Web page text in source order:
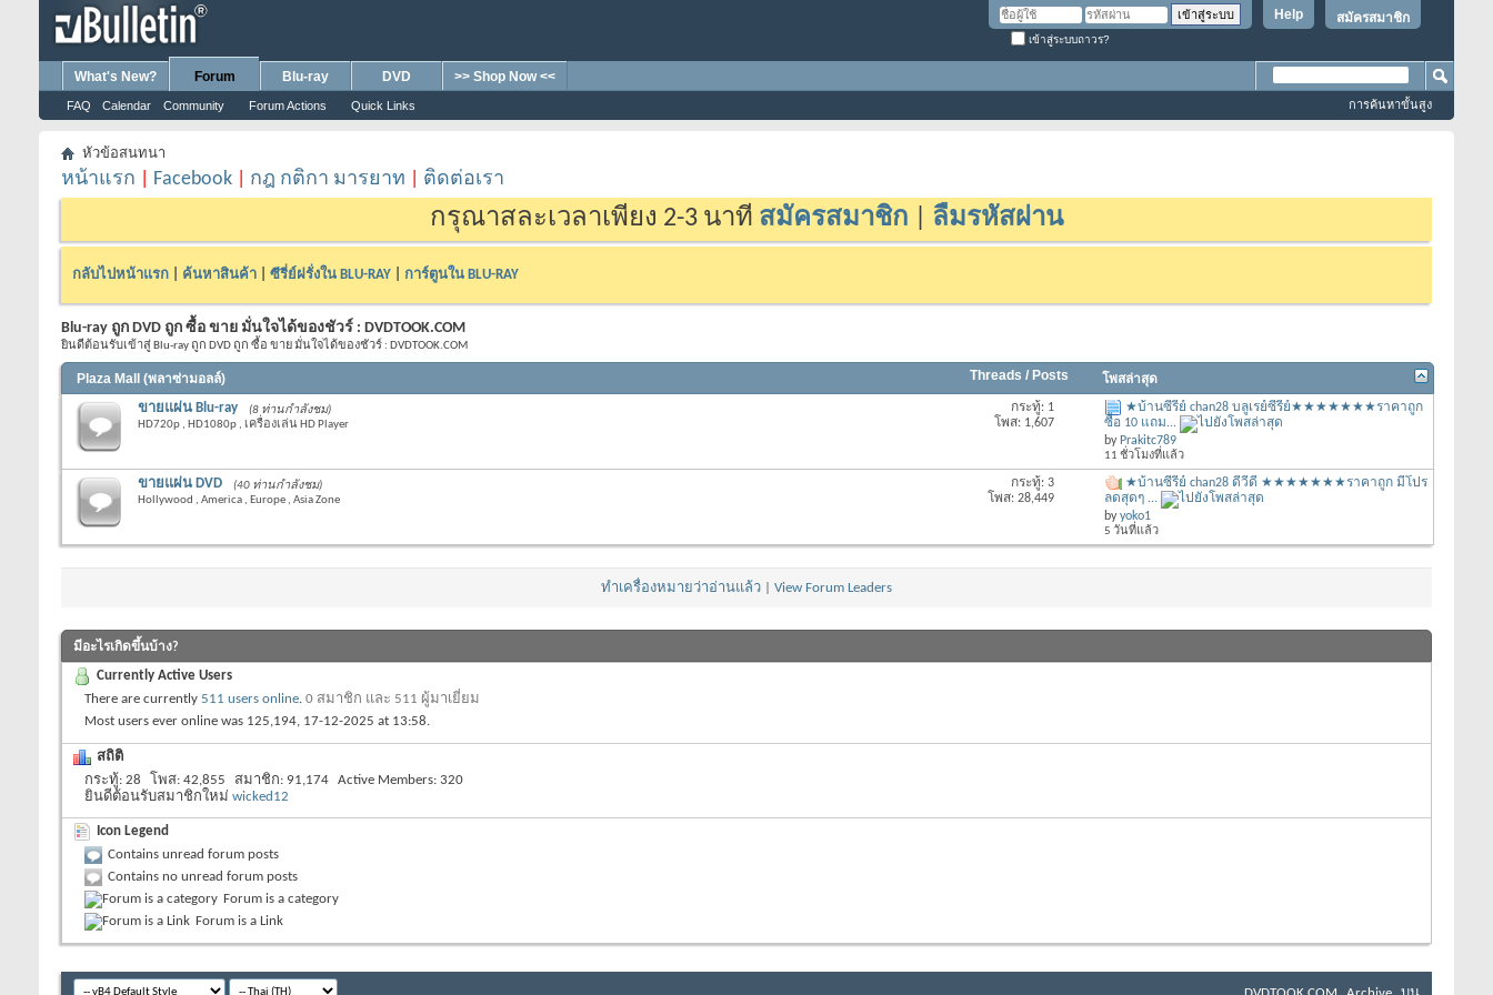
สมัครสมาชิก
Help
เข้าสู่ระบบถาวร?
What's New? Forum
FAQ Calendar Community Forum Actions Quick Links
Blu-ray DVD >> Shop Now <<
การค้นหาขั้นสูง
หัวข้อสนทนา
หน้าแรก Facebook กฎ กติกา มารยาท ติดต่อเรา
กรุณาสละเวลาเพียง 2-3 นาที สมัครสมาชิก ลืมรหัสผ่าน
กลับไปหน้าแรก ค้นหาสินค้า ซีรี่ย์ฝรั่งใน BLU-RAY การ์ตูนใน BLU-RAY
Blu-ray ถูก DVD ถูก ซื้อ ขาย มั่นใจได้ของชัวร์ : DVDTOOK.COM
ยินดีต้อนรับเข้าสู่ Blu-ray ถูก DVD ถูก ซื้อ ขาย มั่นใจได้ของชัวร์ : DVDTOOK.COM
Plaza Mall (พลาซ่ามอลล์) Threads / Posts โพสล่าสุด
ขายแผ่น Blu-ray
(8 ท่านกำลังชม)
HD720p , HD1080p , เครื่องเล่น HD Player
กระทู้: 1
โพส: 1,607
★บ้านซีรี่ย์ chan28 บลูเรย์ซีรีย์★★★★★★★ราคาถูก
ซื้อ 10 แถม...
by Prakitc789
11 ชั่วโมงที่แล้ว
ขายแผ่น DVD
(40 ท่านกำลังชม)
Hollywood , America , Europe , Asia Zone
กระทู้: 3
โพส: 28,449
★บ้านซีรี่ย์ chan28 ดีวีดี ★★★★★★★ราคาถูก มีโปร
ลดสุดๆ ...
byyoko1
5 วันที่แล้ว
ทำเครื่องหมายว่าอ่านแล้ว View Forum Leaders
มีอะไรเกิดขึ้นบ้าง?
Currently Active Users
There are currently 511 users online. 0 สมาชิก และ 511 ผู้มาเยี่ยม
Most users ever online was 125,194, 17-12-2025 at 13:58.
สถิติ
กระทู้ 28 โพส 42,855 สมาชิก 91,174 Active Members 320
ยินดีต้อนรับสมาชิกใหม่ wicked12
Icon Legend
Contains unread forum posts
Contains no unread forum posts
Forum is a category
Forum is a Link